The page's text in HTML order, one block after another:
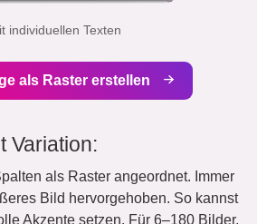
individuellen Texten
als Raster erstellen
Variation:
als Raster angeordnet. Immer
Bild hervorgehoben. So kannst
Akzente setzen. Für 6–180 Bilder.